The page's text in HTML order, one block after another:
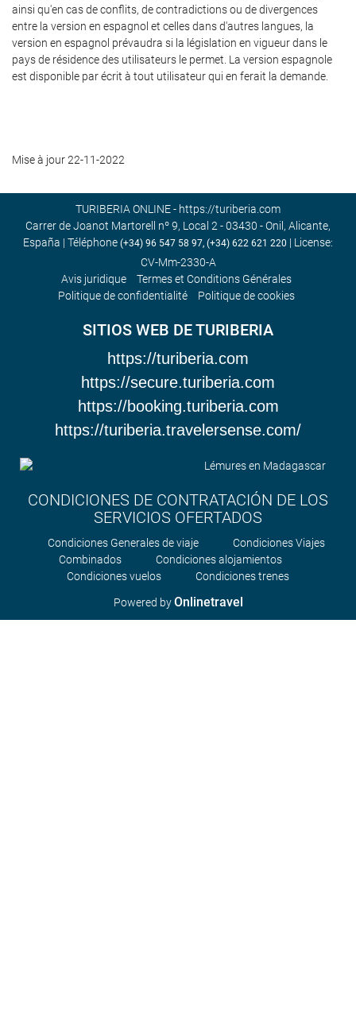
ainsi qu'en cas de conflits, de contradictions ou de divergences
entre la version en espagnol et celles dans d'autres langues, la
version en espagnol prévaudra si la législation en vigueur dans le
pays de résidence des utilisateurs le permet. La version espagnole
est disponible par écrit à tout utilisateur qui en ferait la demande.
Mise à jour 22-11-2022
TURIBERIA ONLINE - https://turiberia.com
Carrer de Joanot Martorell nº 9, Local 2 - 03430 - Onil, Alicante,
España | Téléphone (+34) 96 547 58 97, (+34) 622 621 220 | License:
CV-Mm-2330-A
Avis juridique
Termes et Conditions Générales
Politique de confidentialité
Politique de cookies
SITIOS WEB DE TURIBERIA
https://turiberia.com
https://secure.turiberia.com
https://booking.turiberia.com
https://turiberia.travelersense.com/
CONDICIONES DE CONTRATACIÓN DE LOS
SERVICIOS OFERTADOS
Condiciones Generales de viaje
Condiciones Viajes
Combinados
Condiciones alojamientos
Condiciones vuelos
Condiciones trenes
Powered byOnlinetravel